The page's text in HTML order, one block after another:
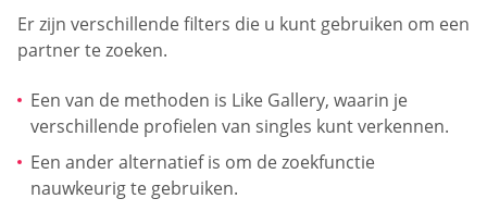
Er zijn verschillende filters die u kunt gebruiken om een
partner te zoeken.
Een van de methoden is Like Gallery, waarin je
verschillende profielen van singles kunt verkennen.
Een ander alternatief is om de zoekfunctie
nauwkeurig te gebruiken.